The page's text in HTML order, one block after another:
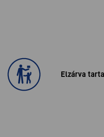
Elzárva